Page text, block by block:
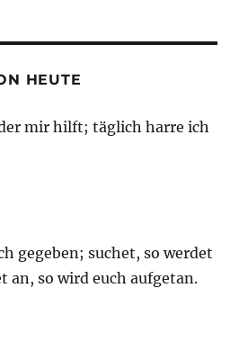
HEUTE
mir hilft; täglich harre ich
gegeben; suchet, so werdet
so wird euch aufgetan.